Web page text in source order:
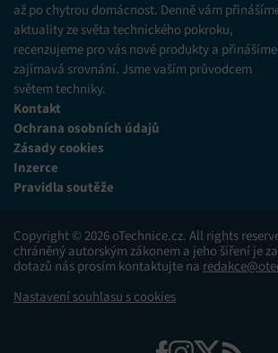
Marketing
Ukládání a/nebo přístup k informacím v
omezených údajů k výběru reklam, Vytváření
personalizovanou reklamu, Používání profilů k
personalizované reklamy, Vytváření profilů pro
personalizovaný obsah, Používání profilů pro
personalizovaného obsahu, Použití
obsahu.
Funkce
zařízení na základě automaticky přenášených
informací.
Zajištění bezpečnosti, předcházení a zjišťování
voleb ochrany osobních údajů.
až po chytrou domácnost. Denně vám
aktuality ze světa technického pokroku,
recenzujeme pro vás nové produkty a přinášíme
zajímavá srovnání. Jsme vaším průvodcem
světem techniky.
Kontakt
Ochrana osobních údajů
Zásady cookies
Inzerce
Pravidla soutěže
Copyright © 2026 oTechnice.cz. All rights
chráněný autorským zákonem a jeho šíření je
dotazů nás prosím kontaktujte na
Nastavení souhlasu s cookies